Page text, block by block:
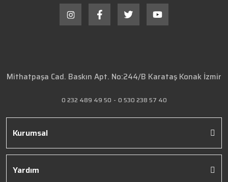
Mithatpaşa Cad. Baskın Apt. No:244/B Karataş Konak İzmir
0 232 489 49 50 - 0 530 238 57 40
Kurumsal
Yardım